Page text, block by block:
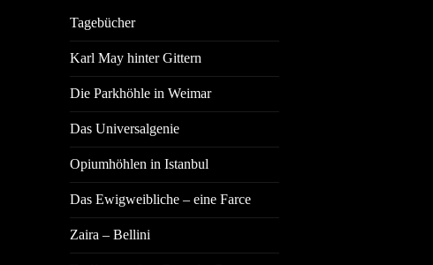
Tagebücher
Karl May hinter Gittern
Die Parkhöhle in Weimar
Das Universalgenie
Opiumhöhlen in Istanbul
Das Ewigweibliche – eine Farce
Zaira – Bellini